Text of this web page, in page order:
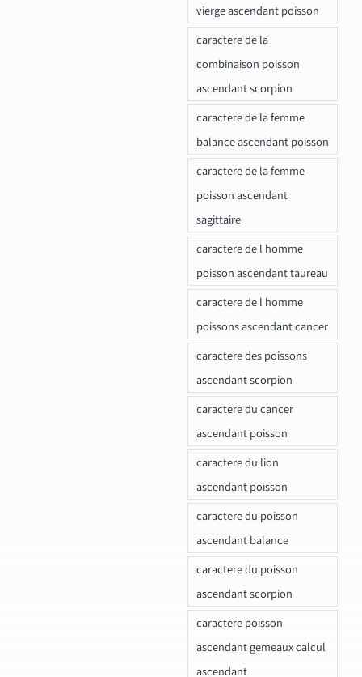
vierge ascendant poisson
caractere de la
combinaison poisson
ascendant scorpion
caractere de la femme
balance ascendant poisson
caractere de la femme
poisson ascendant
sagittaire
caractere de l homme
poisson ascendant taureau
caractere de l homme
poissons ascendant cancer
caractere des poissons
ascendant scorpion
caractere du cancer
ascendant poisson
caractere du lion
ascendant poisson
caractere du poisson
ascendant balance
caractere du poisson
ascendant scorpion
caractere poisson
ascendant gemeaux calcul
ascendant